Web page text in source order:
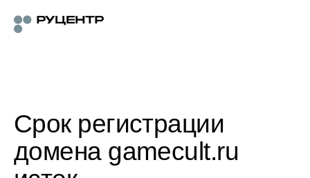
Срок регистрации
домена gamecult.ru